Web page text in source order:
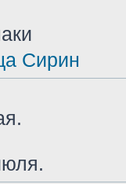
Сирин